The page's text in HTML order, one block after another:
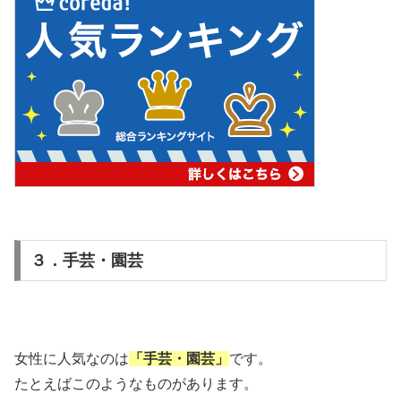
３．手芸・園芸
女性に人気なのは 「手芸・園芸」 です。
たとえばこのようなものがあります。